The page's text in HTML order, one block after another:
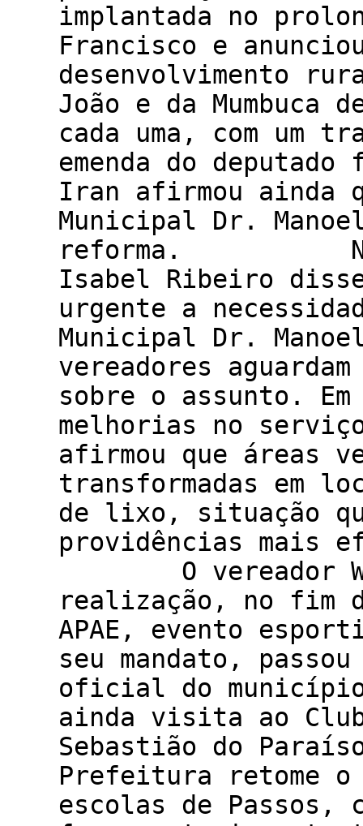
implantada no
Francisco e
desenvolvimento
João e da Mumbuca
cada uma, com um
emenda do
Iran afirmou ainda
Municipal Dr.
reforma. Na
Isabel Ribeiro disse
urgente a
Municipal Dr.
vereadores
sobre o assunto.
melhorias no
afirmou que áreas
transformadas em
de lixo, situação
providências mais
O vereador
realização, no fim
APAE, evento
seu mandato,
oficial do
ainda visita ao
Sebastião do
Prefeitura retome
escolas de Passos,